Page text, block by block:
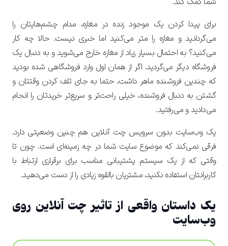
برای پیدا کردن یک موجود زنده در مغازه، مدام چشم‌هایتان را
می‌گردانید و مغازه را متر می‌کنید اما خبری نیست. حالا چه کار
می‌کنید؟ به احتمال بسیار زیاد از مغازه خارج می‌شوید و به دنبال یک
فروشگاه دیگر می‌گردید. اگر از همان اول وارد فروشگاهی شده بودید
که چندین فروشنده ماهر داشت، حتما به جای تلف کردن وقتتان و
گشتن به دنبال فروشنده، خیلی راحت‌تر و سریع‌تر خریدتان را انجام
می‌دادید و می‌رفتید.
یک وب‌سایت بدون سرویس چت آنلاین هم چنین وضعیتی دارد.
فرقی نمی‌کند که موضوع سایت شما در چه زمینه‌ای است. چون تا
وقتی که از یک سیستم پشتیبانی مناسب برای برقراری ارتباط با
کاربرانتان استفاده نکنید، مشتریان بالقوه زیادی را از دست می‌دهید.
یک داستان واقعی از تاثیر چت آنلاین روی
وب‌سایت